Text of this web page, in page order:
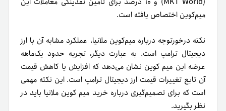
میم‌کوین اختصاص یافته است.
نکته درخورتوجه درباره میم‌کوین ملانیا، عملکرد مشابه آن با ارز
دیجیتال ترامپ است. به‌ عبارت دیگر، تجربه حدود یک‌ماهه
عرضه این میم کوین نشان می‌دهد که افزایش یا کاهش قیمت
آن تابع تغییرات قیمت ارز دیجیتال ترامپ است. این نکته مهمی
است که برای تصمیم‌گیری درباره خرید میم کوین ملانیا باید در
نظر بگیرید.